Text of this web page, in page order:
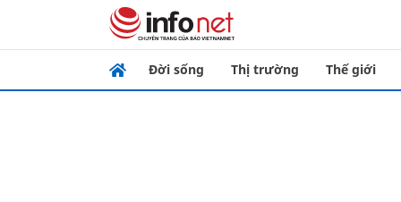
Đời sống Thị trường Thế giới